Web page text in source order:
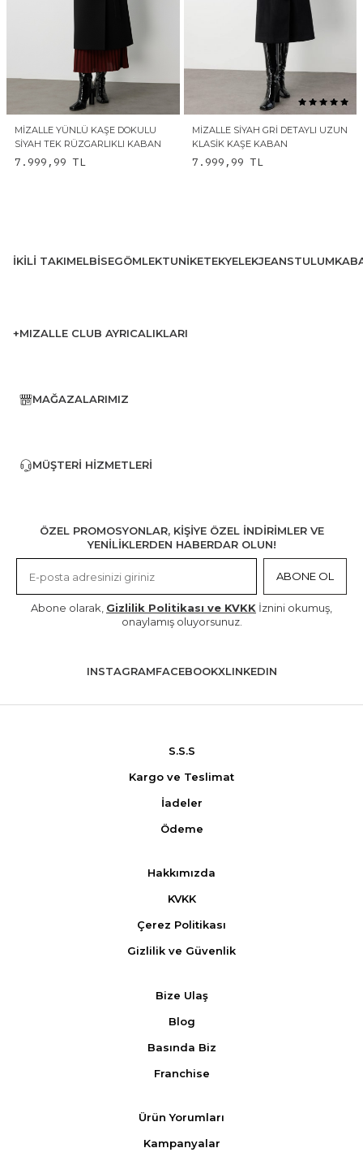
MIZALLE YÜNLÜ KAŞE DOKULU
SIYAH TEK RÜZGARLIKLI KABAN
7.999,99 TL
MIZALLE SIYAH GRI DETAYLI UZUN
KLASIK KAŞE KABAN
7.999,99 TL
İKILI TAKIMELBISEGÖMLEKTUNIKETEKYELEKJEANSTULUM
+MIZALLE CLUB AYRICALIKLARI
MAĞAZALARIMIZ
MÜŞTERI HIZMETLERI
ÖZEL PROMOSYONLAR, KİŞİYE ÖZEL İNDİRİMLER VE
YENİLİKLERDEN HABERDAR OLUN!
ABONE OL
Abone olarak, Gizlilik Politikası ve KVKK İznini okumuş,
onaylamış oluyorsunuz.
INSTAGRAMFACEBOOKXLINKEDIN
S.S.S
Kargo ve Teslimat
İadeler
Ödeme
Hakkımızda
KVKK
Çerez Politikası
Gizlilik ve Güvenlik
Bize Ulaş
Blog
Basında Biz
Franchise
Ürün Yorumları
Kampanyalar